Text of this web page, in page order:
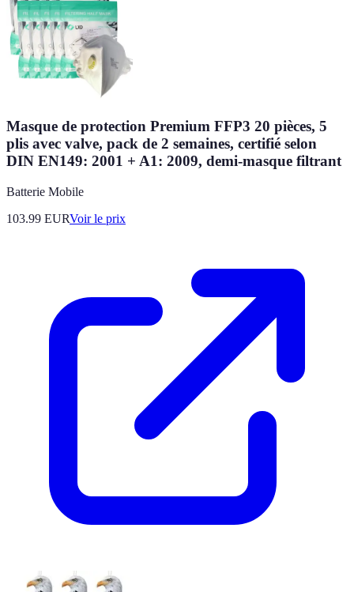
Masque de protection Premium FFP3 20 pièces, 5
plis avec valve, pack de 2 semaines, certifié selon
DIN EN149: 2001 + A1: 2009, demi-masque filtrant
Batterie Mobile
103.99 EURVoir le prix